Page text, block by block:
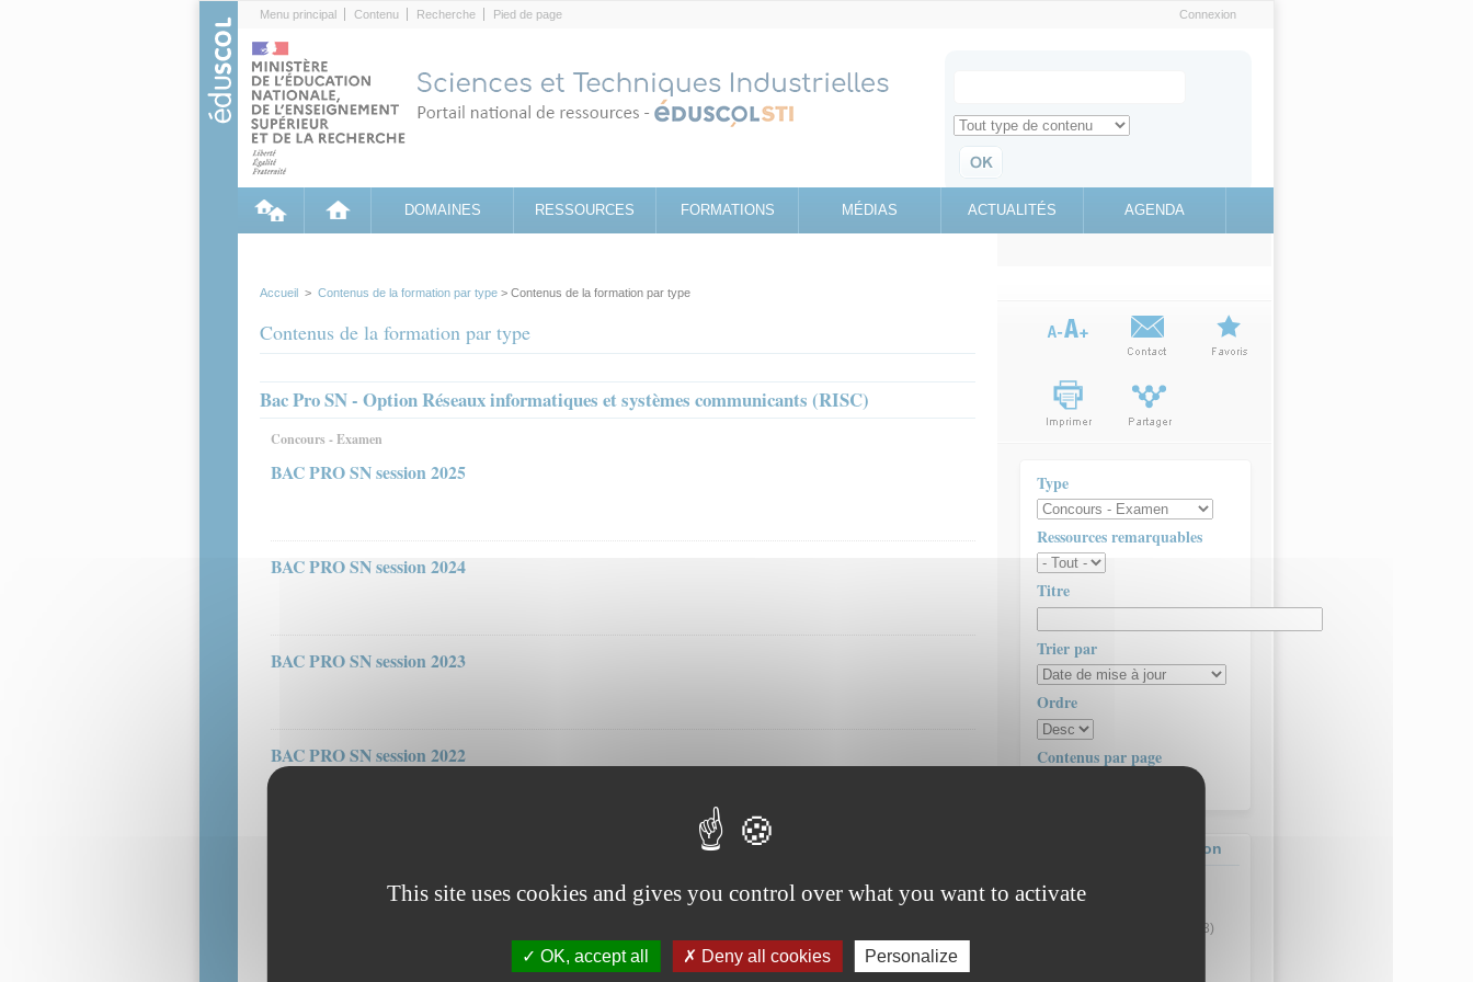
Menu principal Contenu Recherche Pied de page Connexion
Search for
Retrouvez toute l'information sur le site education.gouv.fr
DOMAINES RESSOURCES FORMATIONS MÉDIAS ACTUALITÉS AGENDA
Accueil > Contenus de la formation par type > Contenus de la formation par type
Contenus de la formation par type
Bac Pro SN - Option Réseaux informatiques et systèmes communicants (RISC)
Concours - Examen
BAC PRO SN session 2025
BAC PRO SN session 2024
BAC PRO SN session 2023
BAC PRO SN session 2022
Type
Ressources remarquables
Titre
Trier par
Ordre
Contenus par page
Contenus de la formation
Actualité
(3)
This site uses cookies and gives you control over what you want to activate
OK, accept all Deny all cookies Personalize